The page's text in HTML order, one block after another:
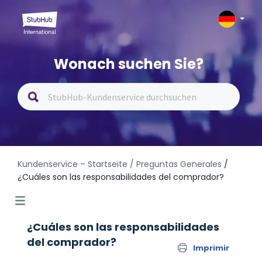
Wonach suchen Sie?
Kundenservice – Startseite / Preguntas Generales /
¿Cuáles son las responsabilidades del comprador?
¿Cuáles son las responsabilidades
del comprador?
Imprimir